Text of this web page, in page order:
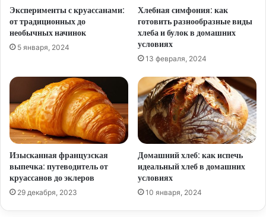
Эксперименты с круассанами:
от традиционных до
необычных начинок
5 января, 2024
Хлебная симфония: как
готовить разнообразные виды
хлеба и булок в домашних
условиях
13 февраля, 2024
Изысканная французская
выпечка: путеводитель от
круассанов до эклеров
29 декабря, 2023
Домашний хлеб: как испечь
идеальный хлеб в домашних
условиях
10 января, 2024